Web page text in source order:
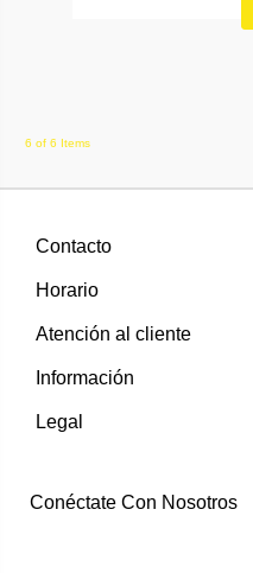
6 of 6 Items
Contacto
Horario
Atención al cliente
Información
Legal
Conéctate Con Nosotros